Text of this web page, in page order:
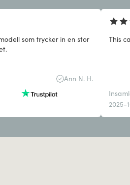
som trycker in en stor
Ann N. H.
This
2025-